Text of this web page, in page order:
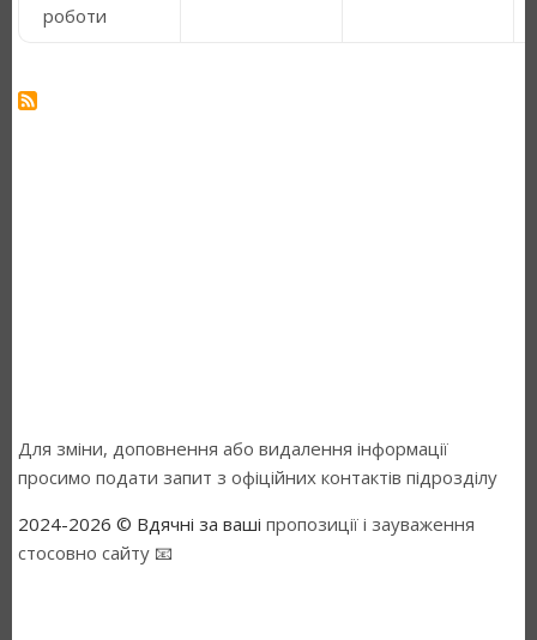
роботи
Для зміни, доповнення або видалення інформації
просимо подати запит з офіційних контактів підрозділу
2024-2026 © Вдячні за ваші пропозиції і зауваження
стосовно сайту 📧